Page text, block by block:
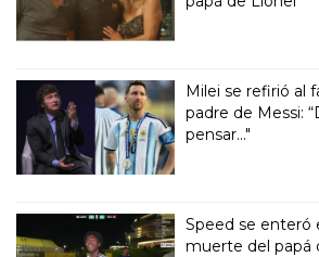
Milei se refirió al
padre de Messi:
pensar..."
Speed se enteró
muerte del papá